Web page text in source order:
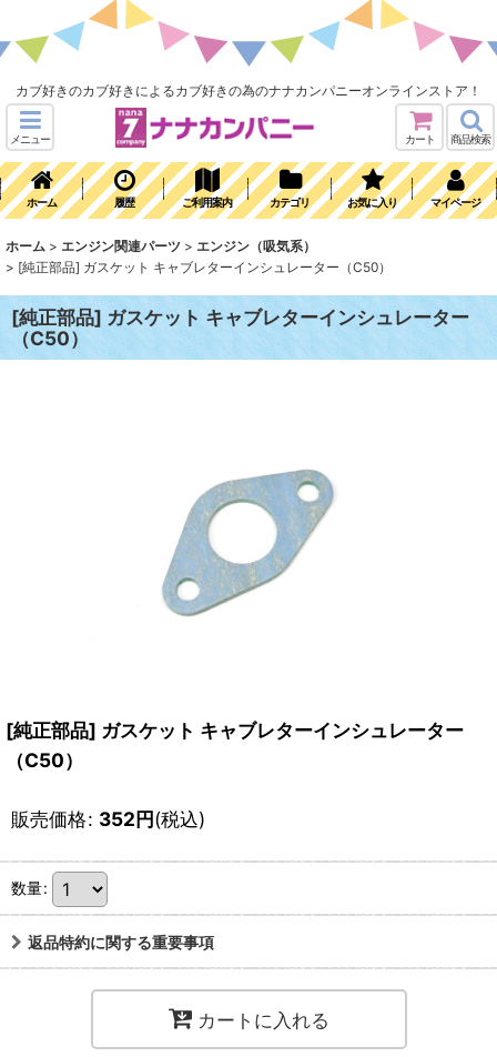
カブ好きのカブ好きによるカブ好きの為のナナカンパニーオンラインストア！
メニュー カート 商品検索
ホーム 履歴 ご利用案内 カテゴリ お気に入り マイページ
ホーム > エンジン関連パーツ > エンジン（吸気系）
> [純正部品] ガスケット キャブレターインシュレーター（C50）
[純正部品] ガスケット キャブレターインシュレーター
（C50）
[純正部品] ガスケット キャブレターインシュレーター
（C50）
販売価格: 352円(税込)
数量:
返品特約に関する重要事項
カートに入れる